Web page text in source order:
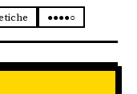
●●●●○